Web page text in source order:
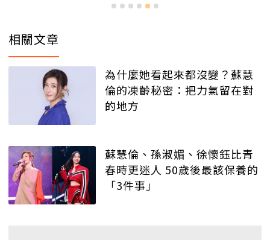
相關文章
為什麼她看起來都沒變？蘇慧
倫的凍齡秘密：把力氣留在對
的地方
蘇慧倫、孫淑媚、徐懷鈺比青
春時更迷人 50歲後最該保養的
「3件事」